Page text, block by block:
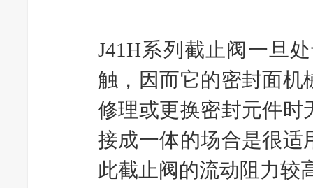
J41H系列截止阀一旦
触，因而它的密封面机
修理或更换密封元件时
接成一体的场合是很适
此截止阀的流动阻力较